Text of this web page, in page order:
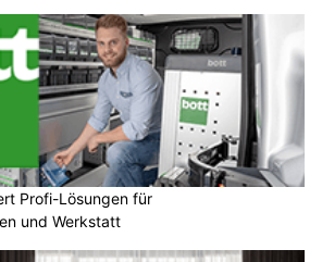
Profi-Lösungen für
und Werkstatt